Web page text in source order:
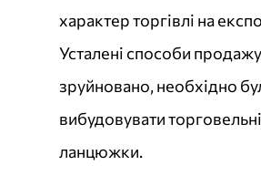
характер торгівлі на
Усталені способи
зруйновано, необхідно
вибудовувати торговельні
ланцюжки.